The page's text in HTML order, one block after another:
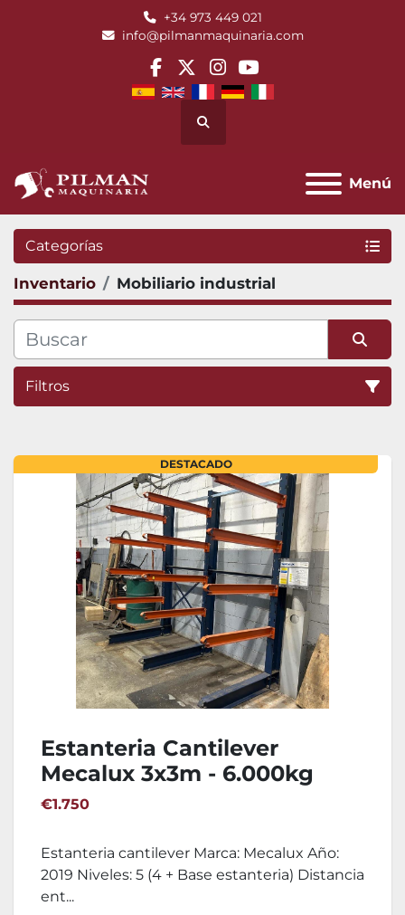
+34 973 449 021
info@pilmanmaquinaria.com
facebook
twitterinstagram
youtube
Buscar
Menú
Categorías
Inventario Mobiliario industrial
Filtros
DESTACADO
Estanteria Cantilever
Mecalux 3x3m - 6.000kg
€1.750
Estanteria cantilever Marca: Mecalux Año:
2019 Niveles: 5 (4 + Base estanteria) Distancia
ent...